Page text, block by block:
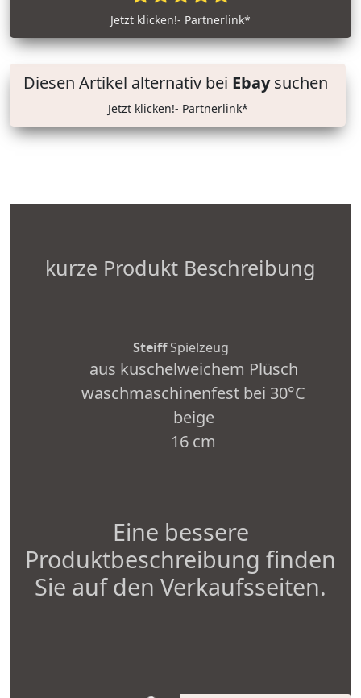
Jetzt klicken!- Partnerlink*
Diesen Artikel alternativ bei Ebaysuchen
Jetzt klicken!- Partnerlink*
kurze Produkt Beschreibung
SteiffSpielzeug
aus kuschelweichem Plüsch
waschmaschinenfest bei 30°C
beige
16 cm
Eine bessere
Produktbeschreibung finden
Sie auf den Verkaufsseiten.